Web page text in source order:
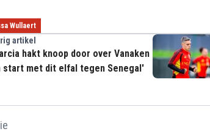
Wullaert
artikel
hakt knoop door over Vanaken
start met dit elfal tegen Senegal'